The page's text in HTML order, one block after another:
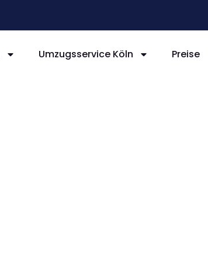
Umzugsservice Köln Preise